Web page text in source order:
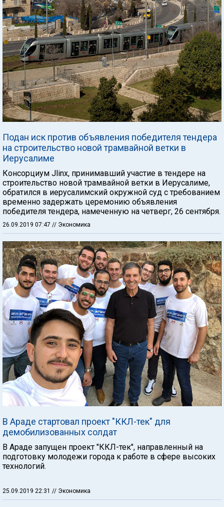
Подан иск против объявления победителя тендера
на строительство новой трамвайной ветки в
Иерусалиме
Консорциум Jlinx, принимавший участие в тендере на
строительство новой трамвайной ветки в Иерусалиме,
обратился в иерусалимский окружной суд с требованием
временно задержать церемонию объявления
победителя тендера, намеченную на четверг, 26 сентября.
26.09.2019 07:47 // Экономика
В Араде стартовал проект "ККЛ-тек" для
демобилизованных солдат
В Араде запущен проект "ККЛ-тек", направленный на
подготовку молодежи города к работе в сфере высоких
технологий.
25.09.2019 22:31 // Экономика